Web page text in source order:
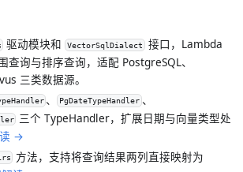
驱动模块和 VectorSqlDialect 接口，Lambda
查询与排序查询，适配 PostgreSQL、
三类数据源。
、 PgDateTypeHandler 、
三个 TypeHandler，扩展日期与向量类型处
→
方法，支持将查询结果两列直接映射为